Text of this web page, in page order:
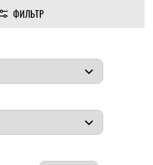
ФИЛЬТР